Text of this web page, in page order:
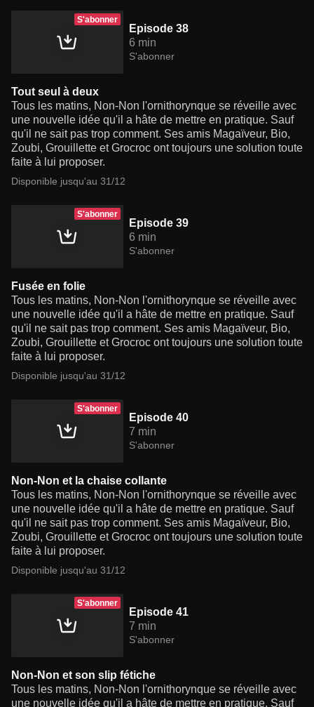
S'abonner
Episode 38
6 min
S'abonner
Tout seul à deux
Tous les matins, Non-Non l'ornithorynque se réveille avec
une nouvelle idée qu'il a hâte de mettre en pratique. Sauf
qu'il ne sait pas trop comment. Ses amis Magaïveur, Bio,
Zoubi, Grouillette et Grocroc ont toujours une solution toute
faite à lui proposer.
Disponible jusqu'au 31/12
S'abonner
Episode 39
6 min
S'abonner
Fusée en folie
Tous les matins, Non-Non l'ornithorynque se réveille avec
une nouvelle idée qu'il a hâte de mettre en pratique. Sauf
qu'il ne sait pas trop comment. Ses amis Magaïveur, Bio,
Zoubi, Grouillette et Grocroc ont toujours une solution toute
faite à lui proposer.
Disponible jusqu'au 31/12
S'abonner
Episode 40
7 min
S'abonner
Non-Non et la chaise collante
Tous les matins, Non-Non l'ornithorynque se réveille avec
une nouvelle idée qu'il a hâte de mettre en pratique. Sauf
qu'il ne sait pas trop comment. Ses amis Magaïveur, Bio,
Zoubi, Grouillette et Grocroc ont toujours une solution toute
faite à lui proposer.
Disponible jusqu'au 31/12
S'abonner
Episode 41
7 min
S'abonner
Non-Non et son slip fétiche
Tous les matins, Non-Non l'ornithorynque se réveille avec
une nouvelle idée qu'il a hâte de mettre en pratique. Sauf